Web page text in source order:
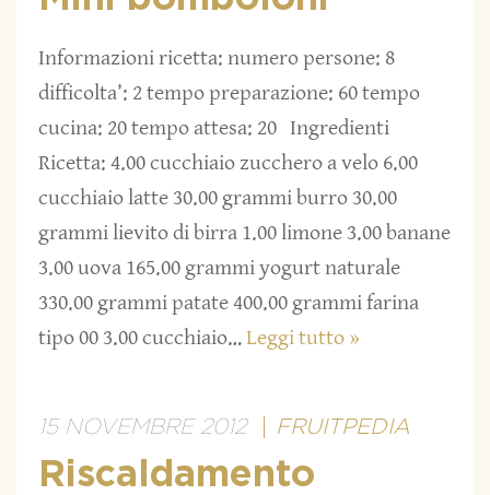
Informazioni ricetta: numero persone: 8
difficolta’: 2 tempo preparazione: 60 tempo
cucina: 20 tempo attesa: 20 Ingredienti
Ricetta: 4.00 cucchiaio zucchero a velo 6.00
cucchiaio latte 30.00 grammi burro 30.00
grammi lievito di birra 1.00 limone 3.00 banane
3.00 uova 165.00 grammi yogurt naturale
330.00 grammi patate 400.00 grammi farina
tipo 00 3.00 cucchiaio…Leggi tutto »
15 NOVEMBRE 2012 FRUITPEDIA
Riscaldamento